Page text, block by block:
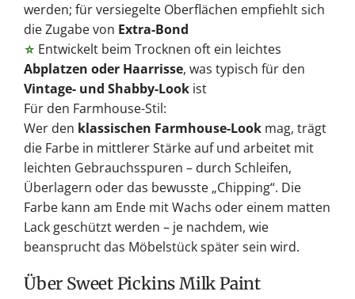
werden; für versiegelte Oberflächen empfiehlt sich
die Zugabe von Extra-Bond
☆ Entwickelt beim Trocknen oft ein leichtes
Abplatzen oder Haarrisse, was typisch für den
Vintage- und Shabby-Look ist
Für den Farmhouse-Stil:
Wer den klassischen Farmhouse-Look mag, trägt
die Farbe in mittlerer Stärke auf und arbeitet mit
leichten Gebrauchsspuren – durch Schleifen,
Überlagern oder das bewusste „Chipping“. Die
Farbe kann am Ende mit Wachs oder einem matten
Lack geschützt werden – je nachdem, wie
beansprucht das Möbelstück später sein wird.
Über Sweet Pickins Milk Paint